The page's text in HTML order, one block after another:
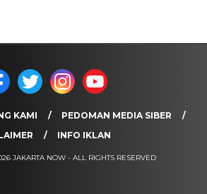
KAMI
PEDOMAN MEDIA SIBER
INFO IKLAN
JAKARTA NOW - ALL RIGHTS RESERVED